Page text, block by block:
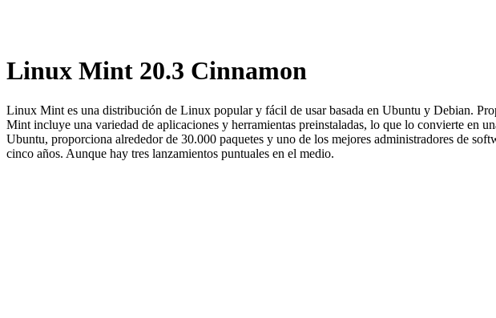
Linux Mint 20.3 Cinnamon
Linux Mint es una distribución de Linux popular y fácil de usar basada en Ubuntu y Debian.
Mint incluye una variedad de aplicaciones y herramientas preinstaladas, lo que lo convierte en
Ubuntu, proporciona alrededor de 30.000 paquetes y uno de los mejores administradores de
cinco años. Aunque hay tres lanzamientos puntuales en el medio.